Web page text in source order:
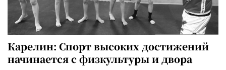
Карелин: Спорт высоких достижений
начинается с физкультуры и двора